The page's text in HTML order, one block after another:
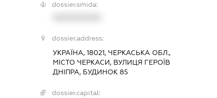
dossier.smida:
dossier.address:
УКРАЇНА, 18021, ЧЕРКАСЬКА ОБЛ.,
МІСТО ЧЕРКАСИ, ВУЛИЦЯ ГЕРОЇВ
ДНІПРА, БУДИНОК 85
dossier.capital: